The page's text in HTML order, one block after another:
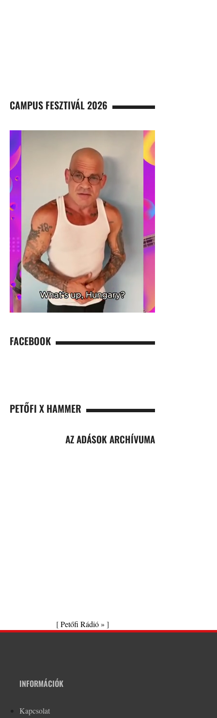
CAMPUS FESZTIVÁL 2026
FACEBOOK
PETŐFI X HAMMER
AZ ADÁSOK ARCHÍVUMA
[Petőfi Rádió » ]
INFORMÁCIÓK
Kapcsolat